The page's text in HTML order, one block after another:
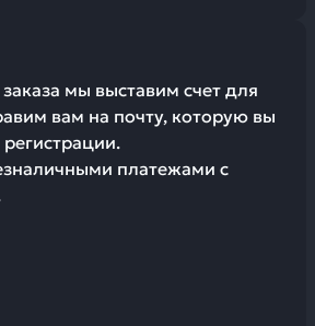
мы выставим счет для
вам на почту, которую вы
платежами с